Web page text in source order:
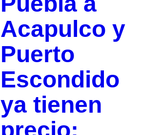
Acapulco y
Puerto
Escondido
ya tienen
precio: